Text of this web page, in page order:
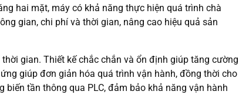
hai mặt, máy có khả năng thực hiện quá trình chà
gian, chi phí và thời gian, nâng cao hiệu quả sản
gian. Thiết kế chắc chắn và ổn định giúp tăng cường
giúp đơn giản hóa quá trình vận hành, đồng thời cho
tần thông qua PLC, đảm bảo khả năng vận hành